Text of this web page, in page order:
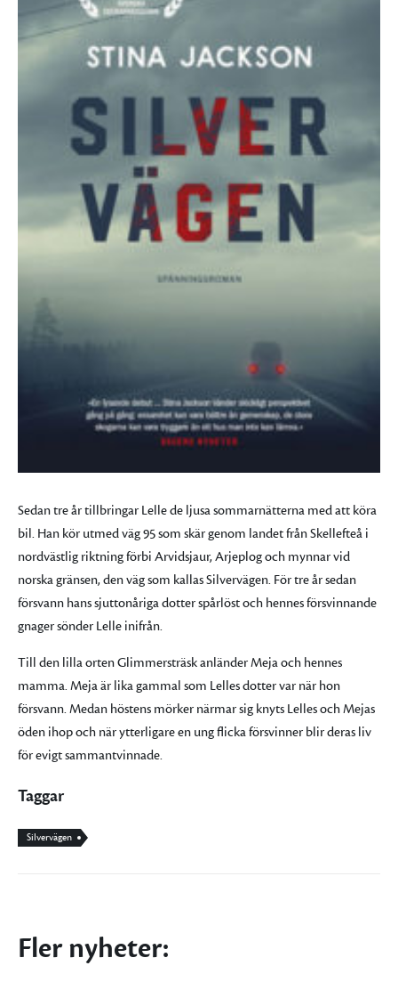
Sedan tre år tillbringar Lelle de ljusa sommarnätterna med att köra
bil. Han kör utmed väg 95 som skär genom landet från Skellefteå i
nordvästlig riktning förbi Arvidsjaur, Arjeplog och mynnar vid
norska gränsen, den väg som kallas Silvervägen. För tre år sedan
försvann hans sjuttonåriga dotter spårlöst och hennes försvinnande
gnager sönder Lelle inifrån.
Till den lilla orten Glimmersträsk anländer Meja och hennes
mamma. Meja är lika gammal som Lelles dotter var när hon
försvann. Medan höstens mörker närmar sig knyts Lelles och Mejas
öden ihop och när ytterligare en ung flicka försvinner blir deras liv
för evigt sammantvinnade.
Taggar
Silvervägen
Fler nyheter: